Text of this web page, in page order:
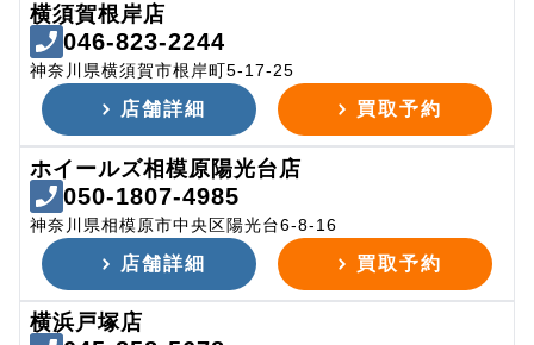
横須賀根岸店
046-823-2244
神奈川県横須賀市根岸町5-17-25
店舗詳細 買取予約
ホイールズ相模原陽光台店
050-1807-4985
神奈川県相模原市中央区陽光台6-8-16
店舗詳細 買取予約
横浜戸塚店